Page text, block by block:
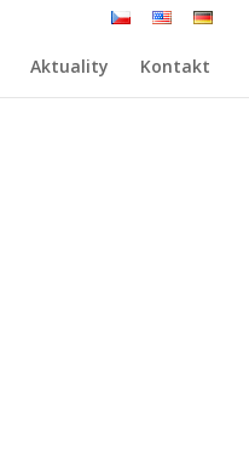
Aktuality Kontakt